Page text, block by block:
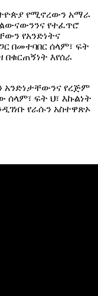
የሚኖረውን አማራ
የተፈጥሮ
የአንድነትና
በመተባበር ሰላም፣ ፍት
በቁርጠኝነት እየሰራ
የረጅም
ሰላም፣ ፍት ህ፣ እኩልነት
የራሱን አስተዋጽኦ